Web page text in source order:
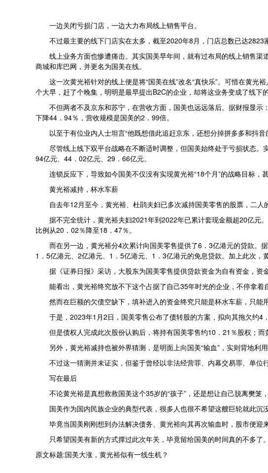
一边关闭亏损门店，一边大力布局线上销售平台。
不过最主要的线下门店实在太多，截至2020年8月，门店总数已达
线上业务方面也惨遭痛击。其实国美早年间，就有过布局的线上销售
商城和库巴网，并更名为国美在线。
这一次黄光裕针对的线上便是将“国美在线”改名“真快乐”。可惜在黄
个大早，赶了个晚集，明明是最早提出B2C的企业，却将这业务变成了线下的
不但两者不及京东和苏宁，在营收方面，国美也远远落后。据财报显
下降44．94％，营收规模是国美的2．99倍。
以至于有位业内人士坦言“他既想借此追赶京东，还想分掉拼多多和抖
尽管线上线下双平台战略在不断适时调整，但国美始终处于亏损状态
94亿元、44．02亿元、29．66亿元。
连锁反应下，导致如今国美不仅没有实现黄光裕“18个月”的战略目标，
黄光裕减持，杯水车薪
自去年12月至今，黄光裕、杜鹃夫妇已多次减持国美零售的股票，二
据不完全统计，黄光裕夫妇2021年到2022年已累计套现金额超20亿元
比例从20．02％降至18．47％。
而在另一边，黄光裕分4次累计向国美零售提供了6．3亿港元的贷款
1．5亿港元、2亿港元、1．5亿港元、1．3亿港元的免息贷款。加上此次，
据《证券日报》采访，大股东为国美零售提供贷款资金为自有资金，资
能看出，黄光裕终究放不下这个占据了自己35年时光的企业，不停拿着
然而在巨额的欠债空缺下，填补进入的资金终究只能是杯水车薪，只能
于是，2023年1月2日，国美零售公布了债转股的方案，拟向其拖欠约4
但是债权人完成此次股份认购后，将持有国美零售约10．21％股权；
另外，黄光裕减持也被外界猜测，是明面上向国美“输血”，实则背地利
不过这一猜测并未证实，但鉴于曾经以非法经营罪、内幕交易罪、单位
写在最后
不论黄光裕是真想救救国美这个35岁的“孩子”，还是想让自己脱离樊笼
国美作为国内民族企业的典型代表，很多人也很不希望这艘巨轮就此沉没
毕竟当国美刚刚想到办法解决债务、黄光裕向其再次输血时，股市便迎
只希望国美有新的方式撑过此次年关，毕竟留给国美的时间真的不多了。
原文标题:国美大涨，黄光裕似有一线生机？